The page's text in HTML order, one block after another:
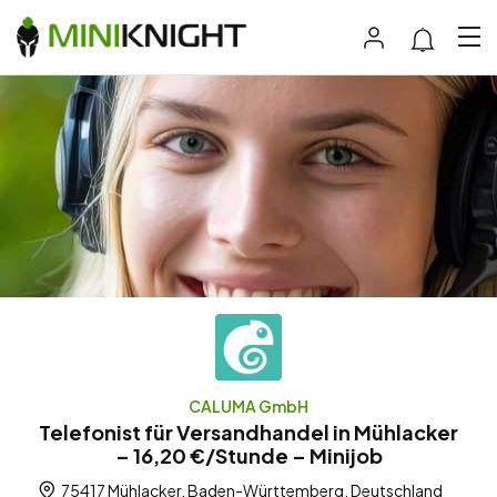
CALUMA GmbH
Telefonist für Versandhandel in Mühlacker
– 16,20 €/Stunde – Minijob
75417 Mühlacker, Baden-Württemberg, Deutschland